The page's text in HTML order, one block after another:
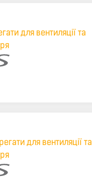
для вентиляції та
для вентиляції та